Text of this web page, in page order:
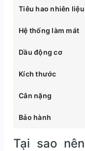
Tiêu hao nhiên liệu
Hệ thống làm mát
Dầu động cơ
Kích thước
Cân nặng
Bảo hành
Tại sao